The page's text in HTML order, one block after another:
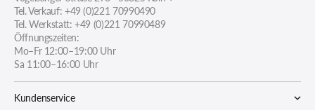
Tel. Verkauf: +49 (0)221 70990490
Tel. Werkstatt: +49 (0)221 70990489
Öffnungszeiten:
Mo–Fr 12:00–19:00 Uhr
Sa 11:00–16:00 Uhr
Kundenservice